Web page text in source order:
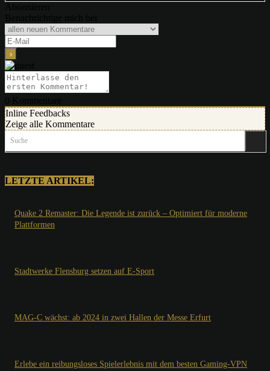
Inline Feedbacks
Zeige alle Kommentare
Suche
LETZTE ARTIKEL:
Quake 2 Remaster: Die Legende ist zurück – Optimiert für moderne
Plattformen
Stadtwerke Flensburg setzen auf E-Sport
MAG-C wächst: ab 2024 in zwei Hallen der Messe Erfurt
Erlebe ein reibungsloses Spielerlebnis mit dem besten Gaming-VPN